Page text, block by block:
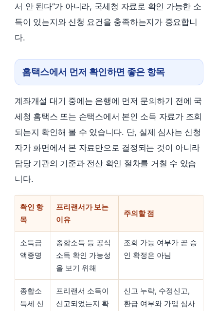
서 안 된다”가 아니라, 국세청 자료로 확인 가능한 소
득이 있는지와 신청 요건을 충족하는지가 중요합니
다.
홈택스에서 먼저 확인하면 좋은 항목
계좌개설 대기 중에는 은행에 먼저 문의하기 전에 국
세청 홈택스 또는 손택스에서 본인 소득 자료가 조회
되는지 확인해 볼 수 있습니다. 단, 실제 심사는 신청
자가 화면에서 본 자료만으로 결정되는 것이 아니라
담당 기관의 기준과 전산 확인 절차를 거칠 수 있습
니다.
확인 항
목
프리랜서가 보는
이유
주의할 점
소득금
액증명
종합소득 등 공식
소득 확인 가능성
을 보기 위해
조회 가능 여부가 곧 승
인 확정은 아님
종합소
득세 신
프리랜서 소득이
신고되었는지 확
신고 누락, 수정신고,
환급 여부와 가입 심사